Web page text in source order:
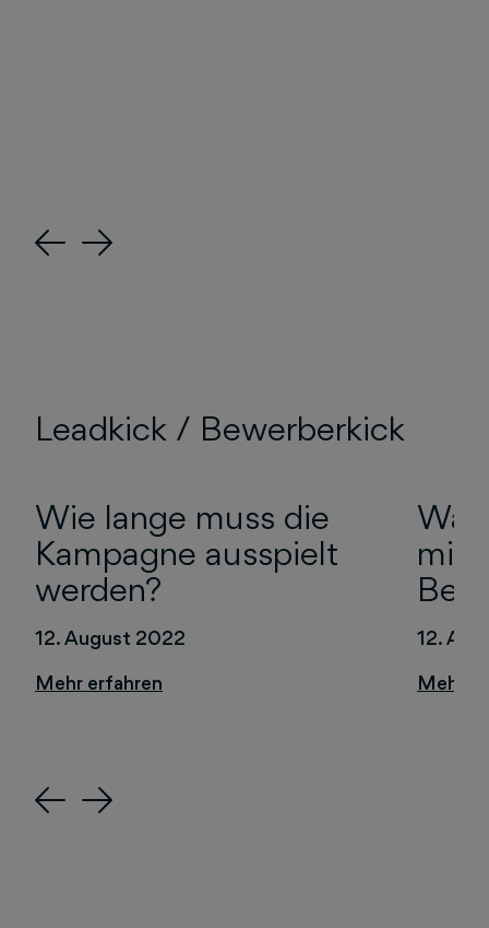
Previous
Next
Leadkick / Bewerberkick
Wie lange muss die
Kampagne ausspielt
werden?
12. August 2022
mit
12.
Previous
Next